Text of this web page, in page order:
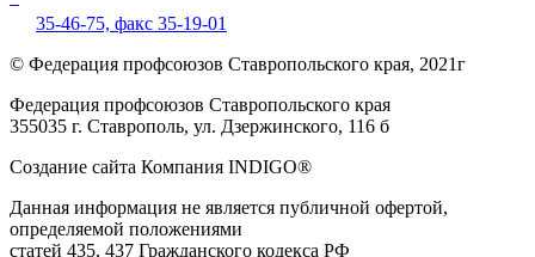
35-46-75, факс 35-19-01
© Федерация профсоюзов Ставропольского края, 2021г
Федерация профсоюзов Ставропольского края
355035 г. Ставрополь, ул. Дзержинского, 116 б
Создание сайта Компания INDIGO®
Данная информация не является публичной офертой,
определяемой положениями
статей 435, 437 Гражданского кодекса РФ